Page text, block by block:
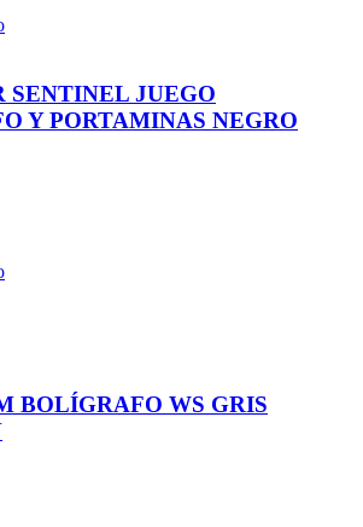
SENTINEL JUEGO
Y PORTAMINAS NEGRO
BOLÍGRAFO WS GRIS